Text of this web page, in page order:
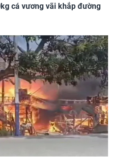
cá vương vãi khắp đường